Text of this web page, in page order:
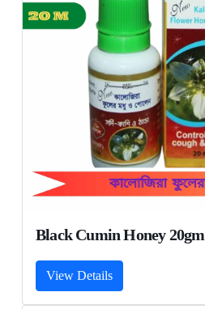
Black Cumin Honey 20gm
View Details